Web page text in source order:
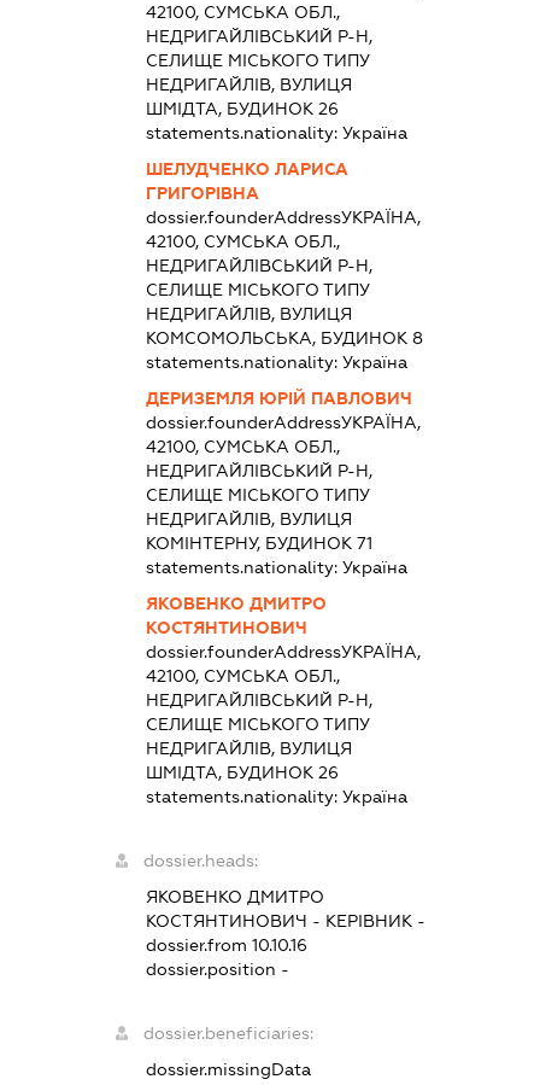
42100, СУМСЬКА ОБЛ.,
НЕДРИГАЙЛІВСЬКИЙ Р-Н,
СЕЛИЩЕ МІСЬКОГО ТИПУ
НЕДРИГАЙЛІВ, ВУЛИЦЯ
ШМІДТА, БУДИНОК 26
statements.nationality: Україна
ШЕЛУДЧЕНКО ЛАРИСА
ГРИГОРІВНА
dossier.founderAddressУКРАЇНА,
42100, СУМСЬКА ОБЛ.,
НЕДРИГАЙЛІВСЬКИЙ Р-Н,
СЕЛИЩЕ МІСЬКОГО ТИПУ
НЕДРИГАЙЛІВ, ВУЛИЦЯ
КОМСОМОЛЬСЬКА, БУДИНОК 8
statements.nationality: Україна
ДЕРИЗЕМЛЯ ЮРІЙ ПАВЛОВИЧ
dossier.founderAddressУКРАЇНА,
42100, СУМСЬКА ОБЛ.,
НЕДРИГАЙЛІВСЬКИЙ Р-Н,
СЕЛИЩЕ МІСЬКОГО ТИПУ
НЕДРИГАЙЛІВ, ВУЛИЦЯ
КОМІНТЕРНУ, БУДИНОК 71
statements.nationality: Україна
ЯКОВЕНКО ДМИТРО
КОСТЯНТИНОВИЧ
dossier.founderAddressУКРАЇНА,
42100, СУМСЬКА ОБЛ.,
НЕДРИГАЙЛІВСЬКИЙ Р-Н,
СЕЛИЩЕ МІСЬКОГО ТИПУ
НЕДРИГАЙЛІВ, ВУЛИЦЯ
ШМІДТА, БУДИНОК 26
statements.nationality: Україна
dossier.heads:
ЯКОВЕНКО ДМИТРО
КОСТЯНТИНОВИЧ - КЕРІВНИК -
dossier.from 10.10.16
dossier.position -
dossier.beneficiaries:
dossier.missingData